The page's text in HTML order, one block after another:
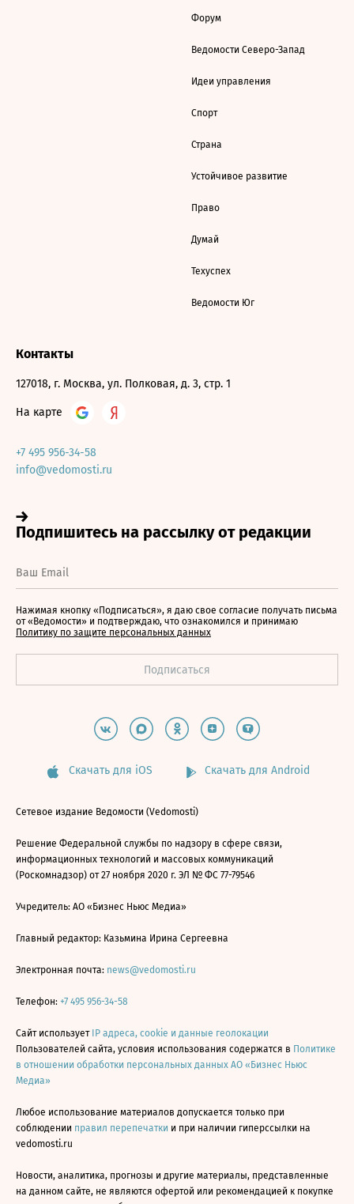
Форум
Ведомости Северо-Запад
Идеи управления
Спорт
Страна
Устойчивое развитие
Право
Думай
Техуспех
Ведомости Юг
Контакты
127018, г. Москва, ул. Полковая, д. 3, стр. 1
На карте
+7 495 956-34-58
info@vedomosti.ru
Нажимая кнопку «Подписаться», я даю свое согласие получать письма
от «Ведомости» и подтверждаю, что ознакомился и принимаю
Политику по защите персональных данных
Скачать для iOS Скачать для Android
Сетевое издание Ведомости (Vedomosti)
Решение Федеральной службы по надзору в сфере связи,
информационных технологий и массовых коммуникаций
(Роскомнадзор) от 27 ноября 2020 г. ЭЛ № ФС 77-79546
Учредитель: АО «Бизнес Ньюс Медиа»
Главный редактор: Казьмина Ирина Сергеевна
Электронная почта: news@vedomosti.ru
Телефон: +7 495 956-34-58
Сайт использует IP адреса, cookie и данные геолокации
Пользователей сайта, условия использования содержатся в Политике
в отношении обработки персональных данных АО «Бизнес Ньюс
Медиа»
Любое использование материалов допускается только при
соблюдении правил перепечатки и при наличии гиперссылки на
vedomosti.ru
Новости, аналитика, прогнозы и другие материалы, представленные
на данном сайте, не являются офертой или рекомендацией к покупке